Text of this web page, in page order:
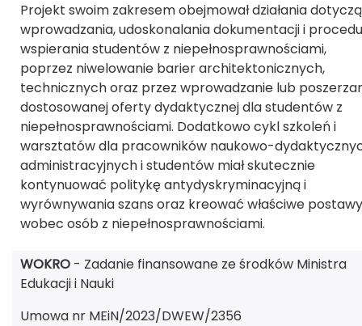
Projekt swoim zakresem obejmował działania
wprowadzania, udoskonalania dokumentacji i
wspierania studentów z niepełnosprawnościami,
poprzez niwelowanie barier architektonicznych,
technicznych oraz przez wprowadzanie lub
dostosowanej oferty dydaktycznej dla studentów z
niepełnosprawnościami. Dodatkowo cykl szkoleń i
warsztatów dla pracowników naukowo-
administracyjnych i studentów miał skutecznie
kontynuować politykę antydyskryminacyjną i
wyrównywania szans oraz kreować właściwe postawy
wobec osób z niepełnosprawnościami.
WOKRO - Zadanie finansowane ze środków Ministra
Edukacji i Nauki
Umowa nr MEiN/2023/DWEW/2356